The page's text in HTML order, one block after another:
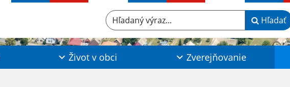
Hľadaný výraz... Hľadať
Život v obci Zverejňovanie